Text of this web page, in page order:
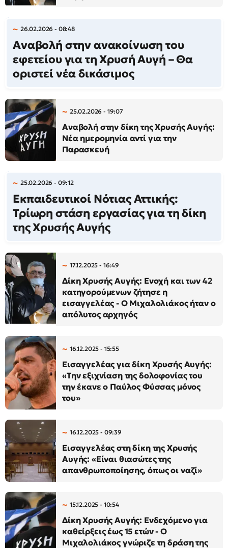
26.02.2026 - 08:48
Αναβολή στην ανακοίνωση του
εφετείου για τη Χρυσή Αυγή – Θα
οριστεί νέα δικάσιμος
25.02.2026 - 19:07
Αναβολή στην δίκη της Χρυσής Αυγής:
Νέα ημερομηνία αντί για την
Παρασκευή
25.02.2026 - 09:12
Εκπαιδευτικοί Νότιας Αττικής:
Τρίωρη στάση εργασίας για τη δίκη
της Χρυσής Αυγής
17.12.2025 - 16:49
Δίκη Χρυσής Αυγής: Ενοχή και των 42
κατηγορούμενων ζήτησε η
εισαγγελέας - Ο Μιχαλολιάκος ήταν ο
απόλυτος αρχηγός
16.12.2025 - 15:55
Εισαγγελέας για δίκη Χρυσής Αυγής:
«Την εξιχνίαση της δολοφονίας του
την έκανε ο Παύλος Φύσσας μόνος
του»
16.12.2025 - 09:39
Εισαγγελέας στη δίκη της Χρυσής
Αυγής: «Είναι θιασώτες της
απανθρωποποίησης, όπως οι ναζί»
15.12.2025 - 10:54
Δίκη Χρυσής Αυγής: Ενδεχόμενο για
καθείρξεις έως 15 ετών - Ο
Μιχαλολιάκος γνώριζε τη δράση της